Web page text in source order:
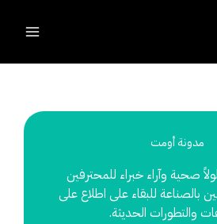
مدونة أومت
صحية وآراء خبراء للمحترفين
بالصناعة للبقاء على اطلاع على
والتطورات الحديثة.